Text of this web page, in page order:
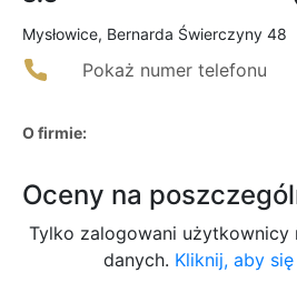
Mysłowice, Bernarda Świerczyny 48
Pokaż numer telefonu
O firmie:
Oceny na
Tylko zalogowani
danych. Kliknij, aby